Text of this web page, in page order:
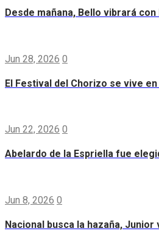
Desde mañana, Bello vibrará
Jun 28, 2026 0
El Festival del Chorizo se vive en
Jun 22, 2026 0
Abelardo de la Espriella fue
Jun 8, 2026 0
Nacional busca la hazaña,